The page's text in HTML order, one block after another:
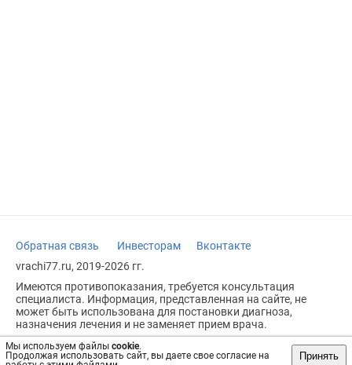
Мы используем файлы cookie.
Продолжая использовать сайт, вы даете свое согласие на
Принять
Обратная связь Инвесторам
Вконтакте
vrachi77.ru, 2019-2026 гг.
Имеются противопоказания, требуется консультация
специалиста. Информация, представленная на сайте, не
может быть использована для постановки диагноза,
назначения лечения и не заменяет прием врача.
Возрастное ограничение: 18+